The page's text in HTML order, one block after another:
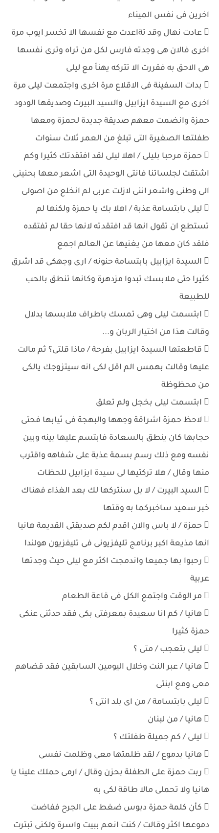
اخرين فى نفس الميناء
 عادت نهال وقد تةاعدت مع نفسها الا تخسر ايوب مرة
اخرى فالان هى وجدته فارس لكل من تراه وترى نفسها
هى الاحق به فقررت الا تتركه يهنأ مع ليلى
 بدات السفينة فى الاقلاع مرة اخرى واجتمعت ليلى مرة
اخرى مع السيدة ايزابيل والسيد البيرت وصديقها الودود
حمزة وانضمت معهم صديقة جديدة لحمزة ومعها
طفلتها الصغيرة التى تبلغ من العمر ثلاث سنوات
 حمزة مرحبا بليلى / اهلا ليلى لقد افتقدتك كثيرا وكم
اشتقت لجلساتنا فانتى الوحيدة التى اشعر معها بحنينى
الى وطنى واشعر اننى لازلت عربى لم انخلع من اصولى
 ليلى بابتسامة عذبة / اهلا بك يا حمزة ولكنها لم
تستطع ان تقول انها قد افتقدته لانها حقا لم تفتقده
فلقد كان معها من يغنيها عن العالم اجمع
 السيدة ايزابيل بابتسامة حنونه / ارى وجهكى قد اشرق
كثيرا حتى ملابسك تبدوا مزدهرة وكانها تنطق بالحب
للطبيعة
 ابتسمت ليلى وهى تمسك باطراف ملابسها بدلال
وقالت هذا من اختيار الربان و...
 قاطعتها السيدة ايزابيل بفرحة / ماذا قلتى؟ ثم مالت
عليها وقالت بهمس الم اقل لكى انه سيتزوجك يالكى
من محظوظة
 ابتسمت ليلى بخجل ولم تعلق
 لاحظ حمزة اشراقة وجهها والبهجة فى ثيابها فحتى
حجابها كان ينطق بالسعادة فابتسم عليها بينه وبين
نفسه ومع ذلك رسم بسمة عذبة على شفاهه واقترب
منها وقال / هلا تركتيها لى سيدة ايزابيل للحظات
 السيد البيرت / لا بل سنتركها لك بعد الغذاء فهناك
خبر سعيد ساخبركما به وقتها
 حمزة / لا باس والان اقدم لكم صديقتى القديمة هانيا
انها مذيعة اكبر برنامج تليفزيونى فى تليفزيون هولندا
 رحبوا بها جميعا واندمجت اكثر مع ليلى حيث وجدتها
عربية
 مر الوقت واجتمع الكل فى قاعة الطعام
 هانيا / كم انا سعيدة بمعرفتى بكى فقد حدثنى عنكى
حمزة كثيرا
 ليلى بتعجب / متى ؟
 هانيا / عبر النت وخلال اليومين السابقين فقد قضاهم
معى ومع ابنتى
 ليلى بابتسامة / من اى بلد انتى ؟
 هانيا / من لبنان
 ليلى / كم جميلة طفلتك ؟
 هانيا بدموع / لقد ظلمتها معى وظلمت نفسى
 ربت حمزة على الطفلة بحزن وقال / ارمى حملك علينا يا
هانيا ولا تحملى مالا طاقة لكى به
 كأن كلمة حمزة دبوس ضغط على الجرح ففاضت
دموعها اكثر وقالت / كنت انعم ببيت واسرة ولكنى تبترت